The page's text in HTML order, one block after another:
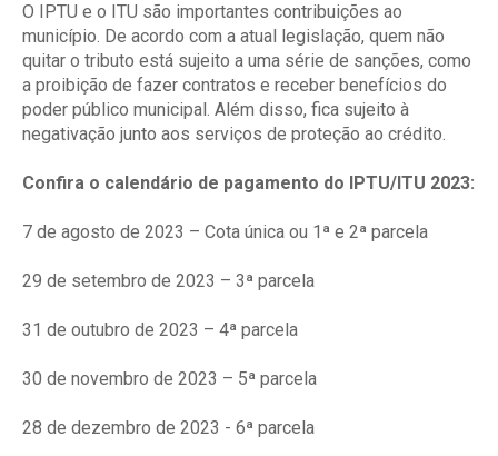
O IPTU e o ITU são importantes contribuições ao
município. De acordo com a atual legislação, quem não
quitar o tributo está sujeito a uma série de sanções, como
a proibição de fazer contratos e receber benefícios do
poder público municipal. Além disso, fica sujeito à
negativação junto aos serviços de proteção ao crédito.
Confira o calendário de pagamento do IPTU/ITU 2023:
7 de agosto de 2023 – Cota única ou 1ª e 2ª parcela
29 de setembro de 2023 – 3ª parcela
31 de outubro de 2023 – 4ª parcela
30 de novembro de 2023 – 5ª parcela
28 de dezembro de 2023 - 6ª parcela